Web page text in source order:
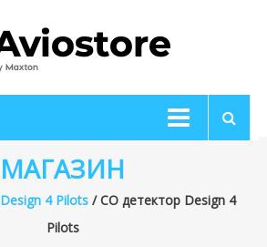
МАГАЗИН
Design 4 Pilots/ CO детектор Design 4
Pilots